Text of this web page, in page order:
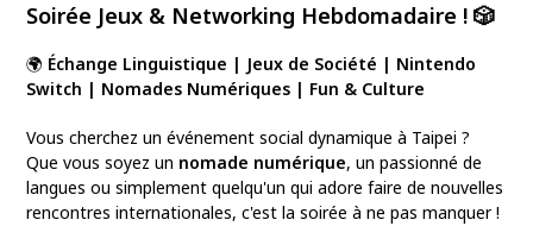
Soirée Jeux & Networking Hebdomadaire ! 🎲
🌍 Échange Linguistique | Jeux de Société | Nintendo
Switch | Nomades Numériques | Fun & Culture
Vous cherchez un événement social dynamique à Taipei ?
Que vous soyez un nomade numérique, un passionné de
langues ou simplement quelqu'un qui adore faire de nouvelles
rencontres internationales, c'est la soirée à ne pas manquer !